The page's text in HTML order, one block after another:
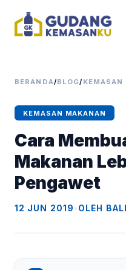
BERANDA/BLOG/ KEMASAN
KEMASAN MAKANAN
Cara
Makanan
Pengawet
12 JUN 2019•OLEH